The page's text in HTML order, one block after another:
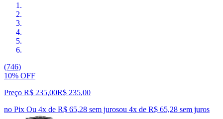
(746)
10% OFF
Preço R$ 235,00R$ 235,00
no Pix Ou 4x de R$ 65,28 sem jurosou 4x de R$ 65,28 sem juros